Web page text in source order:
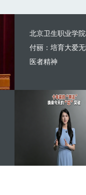
北京卫生职业学
付丽：培育大爱
医者精神